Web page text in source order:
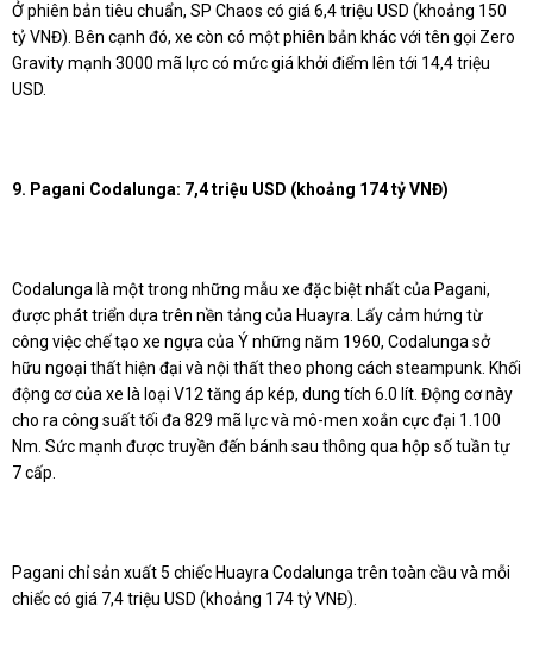
Ở phiên bản tiêu chuẩn, SP Chaos có giá 6,4 triệu USD (khoảng 150
tỷ VNĐ). Bên cạnh đó, xe còn có một phiên bản khác với tên gọi Zero
Gravity mạnh 3000 mã lực có mức giá khởi điểm lên tới 14,4 triệu
USD.
9. Pagani Codalunga: 7,4 triệu USD (khoảng 174 tỷ VNĐ)
Codalunga là một trong những mẫu xe đặc biệt nhất của Pagani,
được phát triển dựa trên nền tảng của Huayra. Lấy cảm hứng từ
công việc chế tạo xe ngựa của Ý những năm 1960, Codalunga sở
hữu ngoại thất hiện đại và nội thất theo phong cách steampunk. Khối
động cơ của xe là loại V12 tăng áp kép, dung tích 6.0 lít. Động cơ này
cho ra công suất tối đa 829 mã lực và mô-men xoắn cực đại 1.100
Nm. Sức mạnh được truyền đến bánh sau thông qua hộp số tuần tự
7 cấp.
Pagani chỉ sản xuất 5 chiếc Huayra Codalunga trên toàn cầu và mỗi
chiếc có giá 7,4 triệu USD (khoảng 174 tỷ VNĐ).